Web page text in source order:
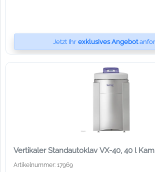
Jetzt Ihr exklusives Angebot
Vertikaler Standautoklav VX-40, 40 l
Artikelnummer: 17969